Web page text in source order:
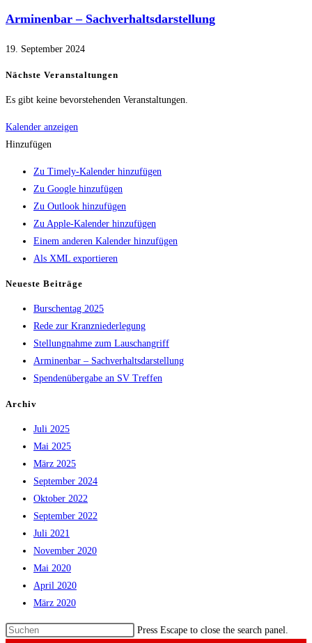
Arminenbar – Sachverhaltsdarstellung
19. September 2024
Nächste Veranstaltungen
Es gibt keine bevorstehenden Veranstaltungen.
Kalender anzeigen
Hinzufügen
Zu Timely-Kalender hinzufügen
Zu Google hinzufügen
Zu Outlook hinzufügen
Zu Apple-Kalender hinzufügen
Einem anderen Kalender hinzufügen
Als XML exportieren
Neueste Beiträge
Burschentag 2025
Rede zur Kranzniederlegung
Stellungnahme zum Lauschangriff
Arminenbar – Sachverhaltsdarstellung
Spendenübergabe an SV Treffen
Archiv
Juli 2025
Mai 2025
März 2025
September 2024
Oktober 2022
September 2022
Juli 2021
November 2020
Mai 2020
April 2020
März 2020
Press Escape to close the search panel.